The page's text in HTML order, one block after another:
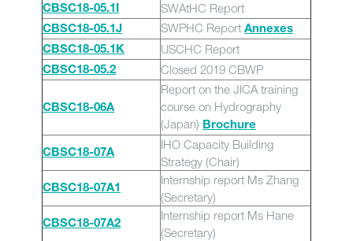
CBSC18-05.1I
SWAtHC Report
CBSC18-05.1J SWPHC Report Annexes
CBSC18-05.1K
USCHC Report
CBSC18-05.2 Closed 2019 CBWP
CBSC18-06A
Report on the JICA training
course on Hydrography
(Japan) Brochure
CBSC18-07A
IHO Capacity Building
Strategy (Chair)
CBSC18-07A1
Internship report Ms Zhang
(Secretary)
CBSC18-07A2
Internship report Ms Hane
(Secretary)